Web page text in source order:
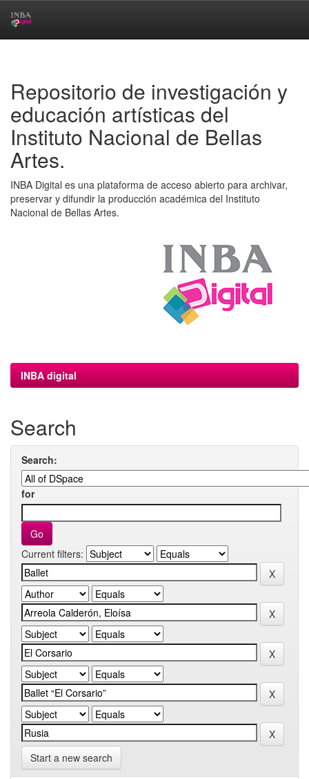
Repositorio de investigación y
educación artísticas del
Instituto Nacional de Bellas
Artes.
INBA Digital es una plataforma de acceso abierto para archivar,
preservar y difundir la producción académica del Instituto
Nacional de Bellas Artes.
INBA digital
Search
Search:
for
Current filters:
Start a new search